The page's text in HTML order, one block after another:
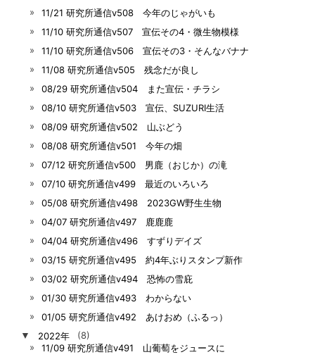
11/21 研究所通信v508 今年のじゃがいも
11/10 研究所通信v507 宣伝その4・微生物模様
11/10 研究所通信v506 宣伝その3・そんなバナナ
11/08 研究所通信v505 残念だが良し
08/29 研究所通信v504 また宣伝・チラシ
08/10 研究所通信v503 宣伝、SUZURI生活
08/09 研究所通信v502 山ぶどう
08/08 研究所通信v501 今年の畑
07/12 研究所通信v500 男鹿（おじか）の滝
07/10 研究所通信v499 最近のいろいろ
05/08 研究所通信v498 2023GW野生生物
04/07 研究所通信v497 鹿鹿鹿
04/04 研究所通信v496 すずりデイズ
03/15 研究所通信v495 約4年ぶりスタンプ新作
03/02 研究所通信v494 恐怖の雪庇
01/30 研究所通信v493 わからない
01/05 研究所通信v492 あけおめ（ふるっ）
▼
2022年
(8)
11/09 研究所通信v491 山葡萄をジュースに